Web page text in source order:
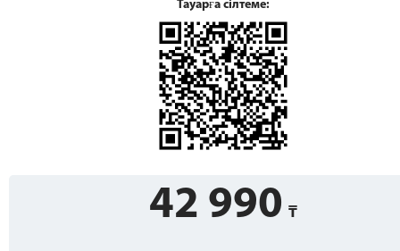
Тауарға сілтеме:
42 990